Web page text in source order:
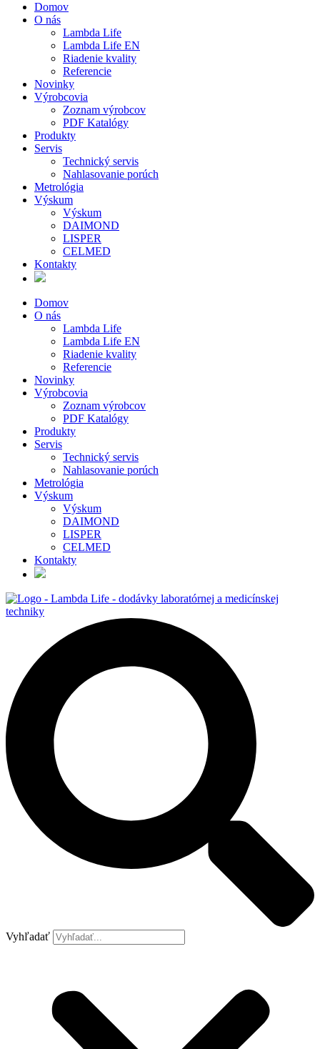
Domov
O nás
Lambda Life
Lambda Life EN
Riadenie kvality
Referencie
Novinky
Výrobcovia
Zoznam výrobcov
PDF Katalógy
Produkty
Servis
Technický servis
Nahlasovanie porúch
Metrológia
Výskum
Výskum
DAIMOND
LISPER
CELMED
Kontakty
Domov
O nás
Lambda Life
Lambda Life EN
Riadenie kvality
Referencie
Novinky
Výrobcovia
Zoznam výrobcov
PDF Katalógy
Produkty
Servis
Technický servis
Nahlasovanie porúch
Metrológia
Výskum
Výskum
DAIMOND
LISPER
CELMED
Kontakty
Vyhľadať